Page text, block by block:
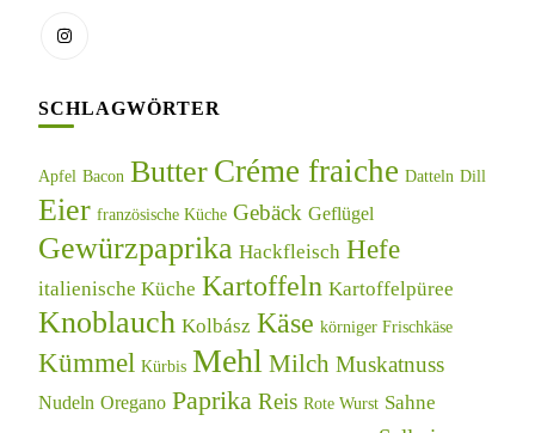
SCHLAGWÖRTER
Apfel Bacon Butter Créme fraiche Datteln Dill
Eier französische Küche Gebäck Geflügel
Gewürzpaprika Hackfleisch Hefe
italienische Küche Kartoffeln Kartoffelpüree
Knoblauch Kolbász Käse körniger Frischkäse
Kümmel Kürbis Mehl Milch Muskatnuss
Nudeln Oregano Paprika Reis Rote Wurst Sahne